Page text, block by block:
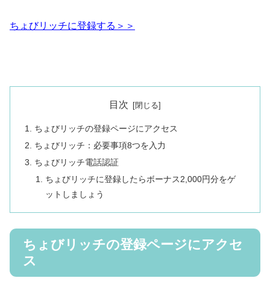
ちょびリッチに登録する＞＞
目次
ちょびリッチの登録ページにアクセス
ちょびリッチ：必要事項8つを入力
ちょびリッチ電話認証
ちょびリッチに登録したらボーナス2,000円分をゲ
ットしましょう
ちょびリッチの登録ページにアクセ
ス